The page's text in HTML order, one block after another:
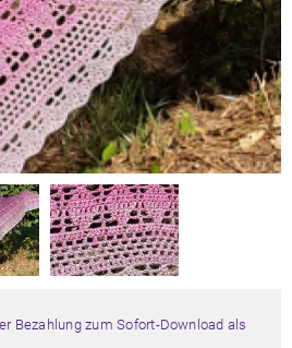
Bezahlung zum Sofort-Download als